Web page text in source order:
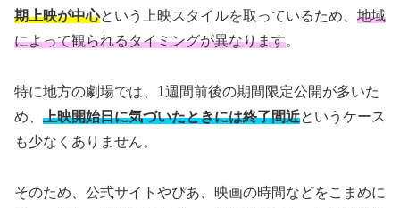
期上映が中心という上映スタイルを取っているため、 地域
によって観られるタイミングが異なります。
特に地方の劇場では、1週間前後の期間限定公開が多いた
め、 上映開始日に気づいたときには終了間近というケース
も少なくありません。
そのため、公式サイトやぴあ、映画の時間などをこまめに